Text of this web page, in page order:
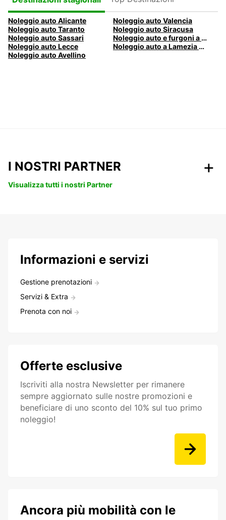
Noleggio auto Alicante
Noleggio auto Valencia
Noleggio auto Taranto
Noleggio auto Siracusa
Noleggio auto Sassari
Noleggio auto e furgoni a Pescara
Noleggio auto Lecce
Noleggio auto a Lamezia Terme, Italia
Noleggio auto Avellino
I NOSTRI PARTNER
Visualizza tutti i nostri Partner
Informazioni e servizi
Gestione prenotazioni
Servizi & Extra
Prenota con noi
Offerte esclusive
Iscriviti alla nostra Newsletter per rimanere
sempre aggiornato sulle nostre promozioni e
beneficiare di uno sconto del 10% sul tuo primo
noleggio!
Ancora più mobilità con le